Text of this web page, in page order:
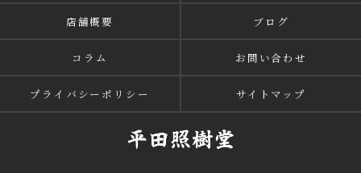
店舗概要 ブログ
コラム お問い合わせ
プライバシーポリシー サイトマップ